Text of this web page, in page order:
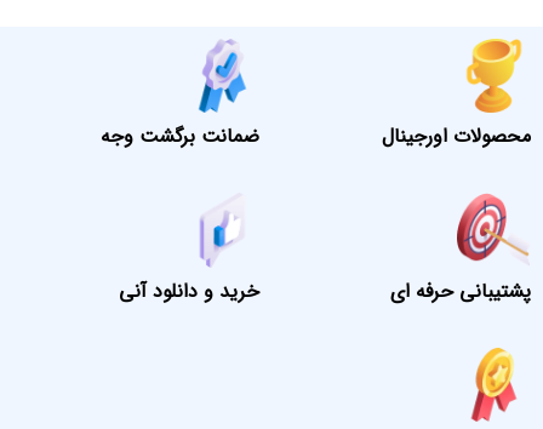
محصولات اورجینال ضمانت برگشت وجه
پشتیبانی حرفه ای خرید و دانلود آنی